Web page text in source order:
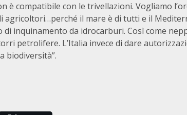
è compatibile con le trivellazioni. Vogliamo
agricoltori…perché il mare è di tutti e il
inquinamento da idrocarburi. Così come
petrolifere. L’Italia invece di dare
biodiversità”.